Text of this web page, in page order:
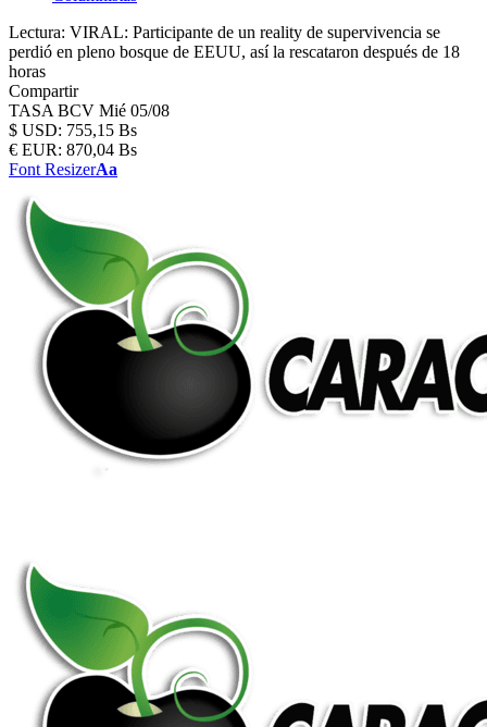
Lectura: VIRAL: Participante de un reality de supervivencia se
perdió en pleno bosque de EEUU, así la rescataron después de 18
horas
Compartir
TASA BCV Mié 05/08
$ USD: 755,15 Bs
€ EUR: 870,04 Bs
Font ResizerAa